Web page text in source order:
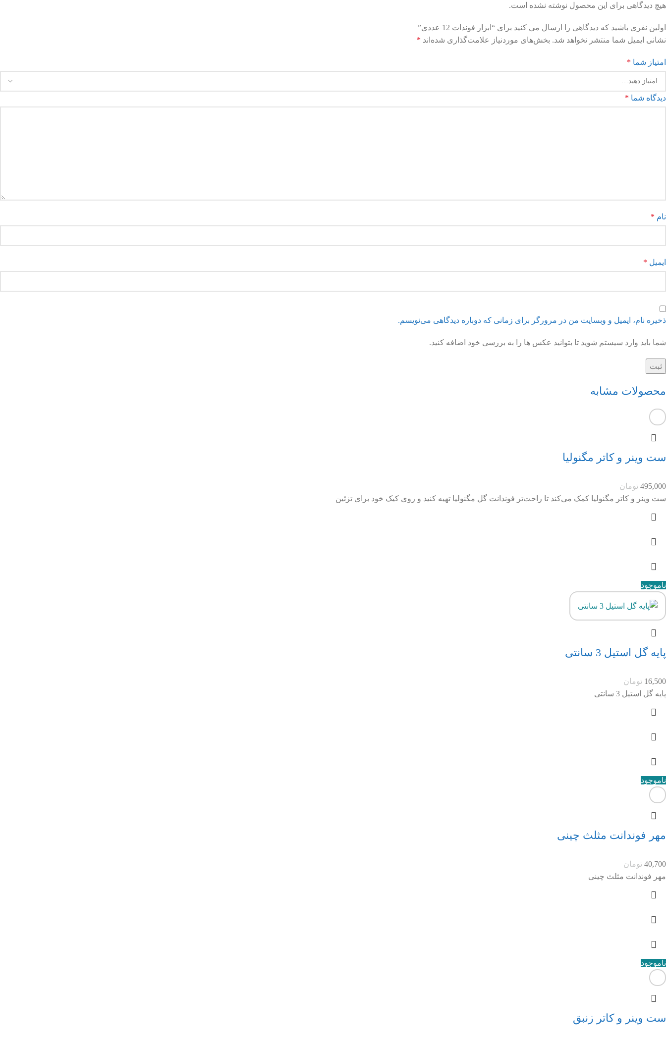
هیچ دیدگاهی برای این محصول نوشته نشده است.
اولین نفری باشید که دیدگاهی را ارسال می کنید برای “ابزار فوندات 12 عددی”
نشانی ایمیل شما منتشر نخواهد شد. بخش‌های موردنیاز علامت‌گذاری شده‌اند *
امتیاز شما *
دیدگاه شما *
نام *
ایمیل *
ذخیره نام، ایمیل و وبسایت من در مرورگر برای زمانی که دوباره دیدگاهی می‌نویسم.
شما باید وارد سیستم شوید تا بتوانید عکس ها را به بررسی خود اضافه کنید.
محصولات مشابه
ست وینر و کاتر مگنولیا
495,000 تومان
ست وینر و کاتر مگنولیا کمک می‌کند تا راحت‌تر فوندانت گل مگنولیا تهیه کنید و روی کیک خود برای تزئین
ناموجود
پایه گل استیل 3 سانتی
16,500 تومان
پایه گل استیل 3 سانتی
ناموجود
مهر فوندانت مثلث چینی
40,700 تومان
مهر فوندانت مثلث چینی
ناموجود
ست وینر و کاتر زنبق